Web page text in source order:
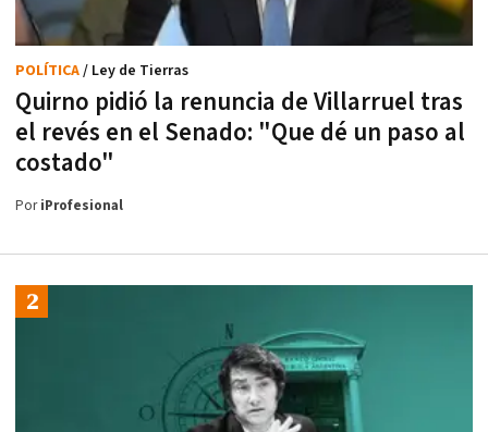
Quirno pidió la renuncia de Villarruel tras
el revés en el Senado: "Que dé un paso al
costado"
POLÍTICA/ Ley de Tierras
PoriProfesional